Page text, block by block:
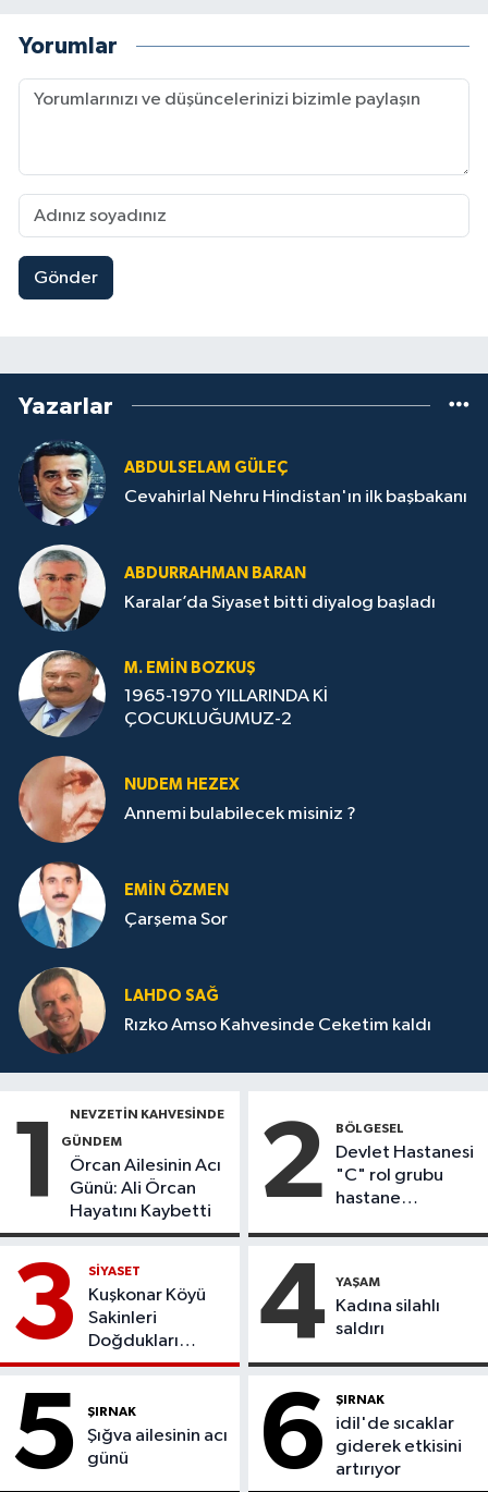
Yorumlar
Gönder
Yazarlar
ABDULSELAM GÜLEÇ
Cevahirlal Nehru Hindistan'ın ilk başbakanı
ABDURRAHMAN BARAN
Karalar’da Siyaset bitti diyalog başladı
M. EMIN BOZKUŞ
1965-1970 YILLARINDA Kİ
ÇOCUKLUĞUMUZ-2
NUDEM HEZEX
Annemi bulabilecek misiniz ?
EMIN ÖZMEN
Çarşema Sor
LAHDO SAĞ
Rızko Amso Kahvesinde Ceketim kaldı
1 NEVZETİN KAHVESİNDE
GÜNDEM
Örcan Ailesinin Acı
Günü: Ali Örcan
Hayatını Kaybetti
2 BÖLGESEL
Devlet Hastanesi
"C" rol grubu
hastane
3 SİYASET
Kuşkonar Köyü
Sakinleri
Doğdukları
Topraklara
4 YAŞAM
Kadına silahlı
saldırı
5 ŞIRNAK
Şığva ailesinin acı
günü
6 ŞIRNAK
idil'de sıcaklar
giderek etkisini
artırıyor